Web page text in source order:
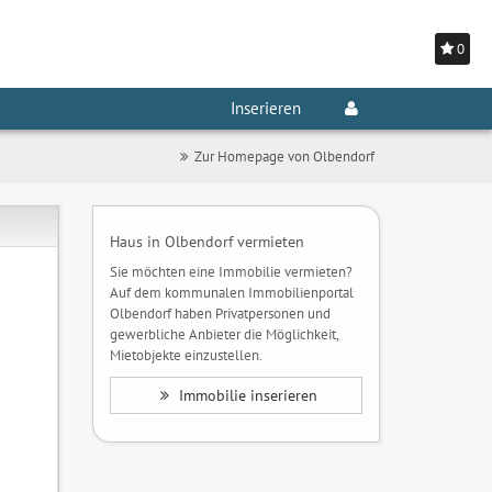
0
Inserieren
Zur Homepage von Olbendorf
Haus in Olbendorf vermieten
Sie möchten eine Immobilie vermieten?
Auf dem kommunalen Immobilienportal
Olbendorf haben Privatpersonen und
gewerbliche Anbieter die Möglichkeit,
Mietobjekte einzustellen.
Immobilie inserieren